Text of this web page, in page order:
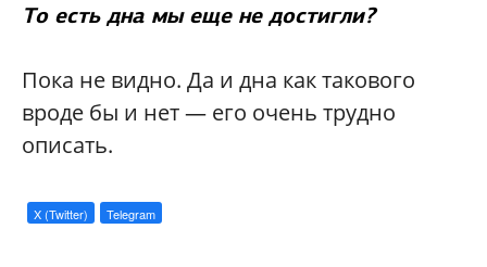
То есть дна мы еще не достигли?
Пока не видно. Да и дна как такового
вроде бы и нет — его очень трудно
описать.
X (Twitter) Telegram